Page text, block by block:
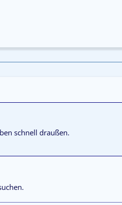
schnell draußen.